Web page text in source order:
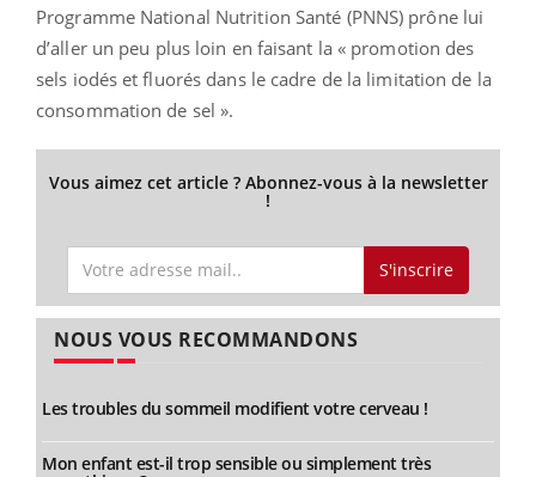
Programme National Nutrition Santé (PNNS) prône lui
d’aller un peu plus loin en faisant la « promotion des
sels iodés et fluorés dans le cadre de la limitation de la
consommation de sel ».
Vous aimez cet article ? Abonnez-vous à la newsletter
!
S'inscrire
NOUS VOUS RECOMMANDONS
Les troubles du sommeil modifient votre cerveau !
Mon enfant est-il trop sensible ou simplement très